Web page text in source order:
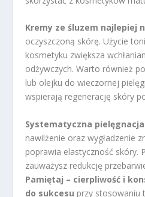
Kremy ze śluzem najlepiej
oczyszczoną skórę. Użycie
kosmetyku zwiększa
odżywczych. Warto również
lub olejku do wieczornej
wspierają regenerację skóry
Systematyczna
nawilżenie oraz wygładzenie
poprawia elastyczność skóry.
zauważysz redukcję
Pamiętaj – cierpliwość i
do sukcesu przy stosowaniu